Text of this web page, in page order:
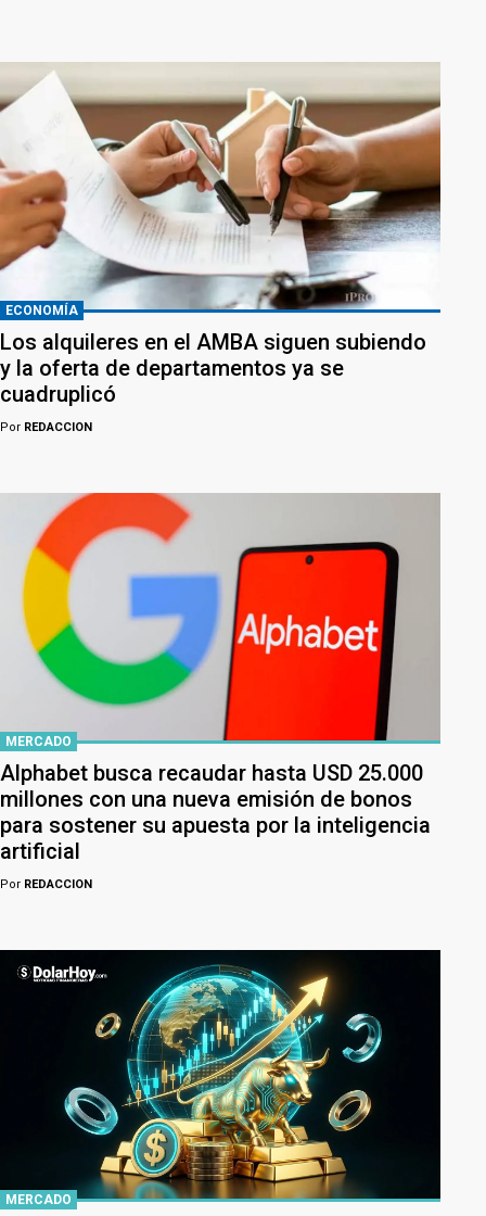
ECONOMÍA
Los alquileres en el AMBA siguen subiendo
y la oferta de departamentos ya se
cuadruplicó
Por REDACCION
MERCADO
Alphabet busca recaudar hasta USD 25.000
millones con una nueva emisión de bonos
para sostener su apuesta por la inteligencia
artificial
Por REDACCION
MERCADO